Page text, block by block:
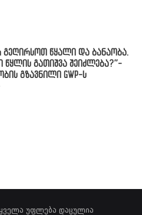
გეღირსოთ წყალი და ბანაობა.
წყლის გათიშვა შეიძლება?”-
გზავნილი GWP-ს
ყველა უფლება დაცულია